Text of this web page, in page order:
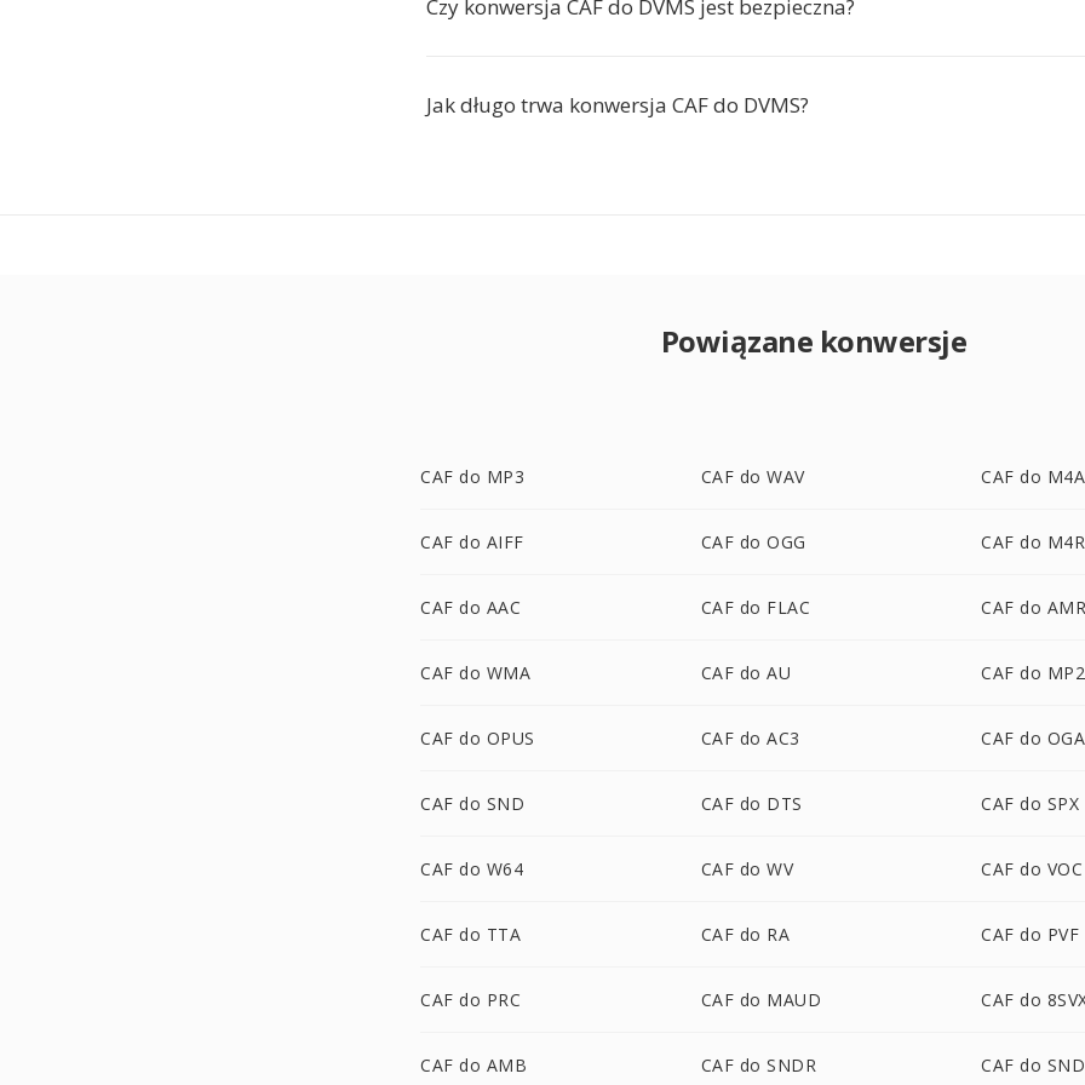
Czy konwersja CAF do DVMS jest bezpieczna?
Jak długo trwa konwersja CAF do DVMS?
Powiązane konwersje
CAF do MP3 CAF do WAV CAF do M4A
CAF do AIFF CAF do OGG CAF do M4R
CAF do AAC CAF do FLAC CAF do
CAF do WMA CAF do AU CAF do MP2
CAF do OPUS CAF do AC3 CAF do OGA
CAF do SND CAF do DTS CAF do SPX
CAF do W64 CAF do WV CAF do VOC
CAF do TTA CAF do RA CAF do PVF
CAF do PRC CAF do MAUD CAF do
CAF do AMB CAF do SNDR CAF do